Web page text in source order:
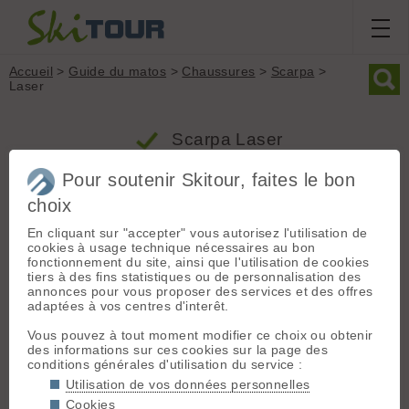
Accueil > Guide du matos > Chaussures > Scarpa >
Laser
Scarpa Laser
Produit
Groupe : Chaussures
Marque : Scarpa
Modèle : Laser
Type : Classique
Poids (la paire) : 3340 grammes
Flex : -
Inserts : Oui
Prix indicatif :299.00€- Ce produit n'est plus commercialisé
Pour soutenir Skitour, faites le bon
choix
En cliquant sur "accepter" vous autorisez l'utilisation de
cookies à usage technique nécessaires au bon
fonctionnement du site, ainsi que l'utilisation de cookies
tiers à des fins statistiques ou de personnalisation des
annonces pour vous proposer des services et des offres
adaptées à vos centres d'interêt.
Vous pouvez à tout moment modifier ce choix ou obtenir
des informations sur ces cookies sur la page des
conditions générales d'utilisation du service :
Utilisation de vos données personnelles
Cookies